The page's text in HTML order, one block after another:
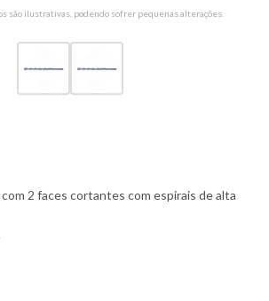
são ilustrativas, podendo sofrer pequenas alterações.
2 faces cortantes com espirais de alta